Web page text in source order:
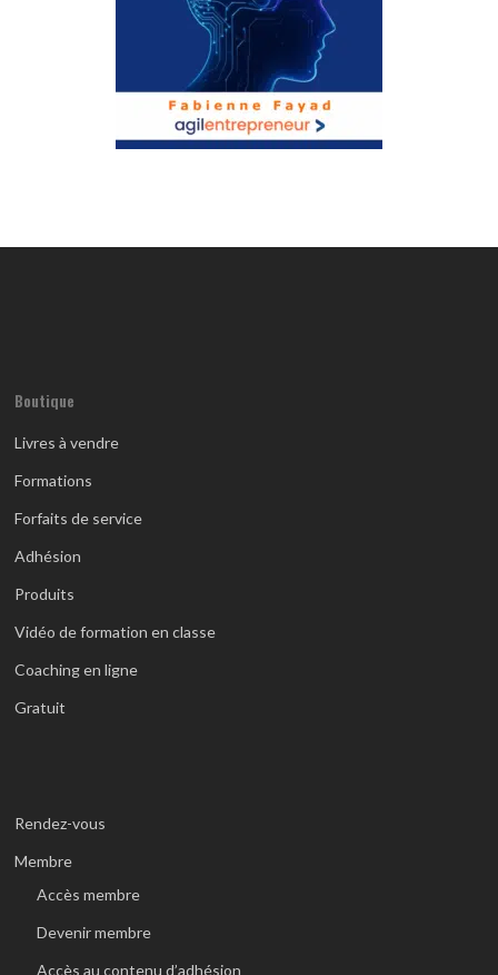
Boutique
Livres à vendre
Formations
Forfaits de service
Adhésion
Produits
Vidéo de formation en classe
Coaching en ligne
Gratuit
Rendez-vous
Membre
Accès membre
Devenir membre
Accès au contenu d’adhésion